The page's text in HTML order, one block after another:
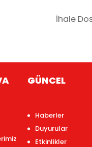
İhale
GÜNCEL
Haberler
Duyurular
Etkinlikler